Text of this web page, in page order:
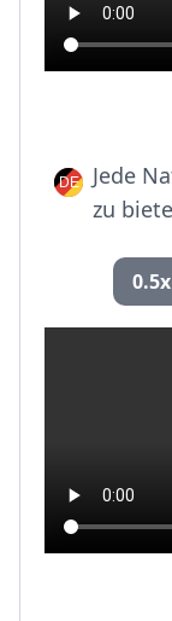
Jede
zu
0.5x